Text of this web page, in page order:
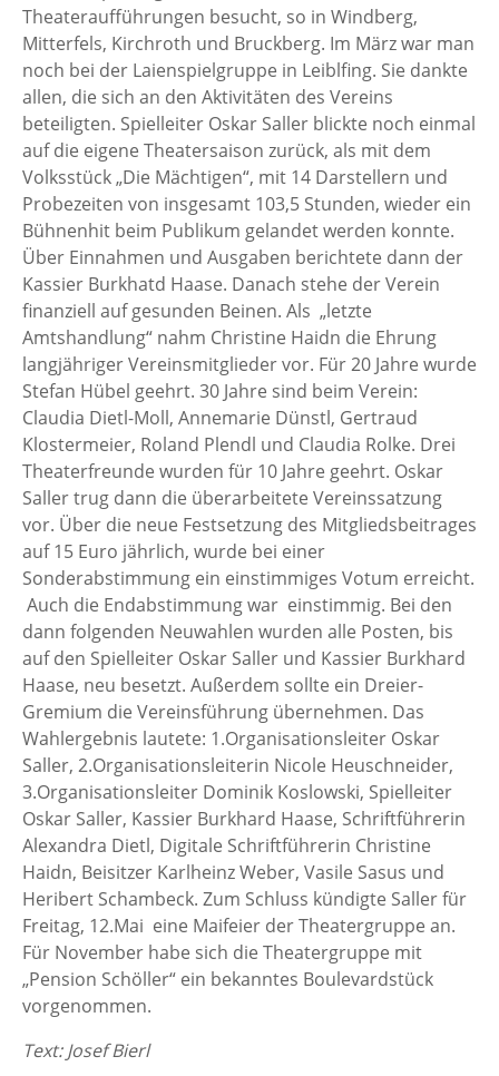
Theateraufführungen besucht, so in Windberg,
Mitterfels, Kirchroth und Bruckberg. Im März war man
noch bei der Laienspielgruppe in Leiblfing. Sie dankte
allen, die sich an den Aktivitäten des Vereins
beteiligten. Spielleiter Oskar Saller blickte noch einmal
auf die eigene Theatersaison zurück, als mit dem
Volksstück „Die Mächtigen“, mit 14 Darstellern und
Probezeiten von insgesamt 103,5 Stunden, wieder ein
Bühnenhit beim Publikum gelandet werden konnte.
Über Einnahmen und Ausgaben berichtete dann der
Kassier Burkhatd Haase. Danach stehe der Verein
finanziell auf gesunden Beinen. Als „letzte
Amtshandlung“ nahm Christine Haidn die Ehrung
langjähriger Vereinsmitglieder vor. Für 20 Jahre wurde
Stefan Hübel geehrt. 30 Jahre sind beim Verein:
Claudia Dietl-Moll, Annemarie Dünstl, Gertraud
Klostermeier, Roland Plendl und Claudia Rolke. Drei
Theaterfreunde wurden für 10 Jahre geehrt. Oskar
Saller trug dann die überarbeitete Vereinssatzung
vor. Über die neue Festsetzung des Mitgliedsbeitrages
auf 15 Euro jährlich, wurde bei einer
Sonderabstimmung ein einstimmiges Votum erreicht.
Auch die Endabstimmung war einstimmig. Bei den
dann folgenden Neuwahlen wurden alle Posten, bis
auf den Spielleiter Oskar Saller und Kassier Burkhard
Haase, neu besetzt. Außerdem sollte ein Dreier-
Gremium die Vereinsführung übernehmen. Das
Wahlergebnis lautete: 1.Organisationsleiter Oskar
Saller, 2.Organisationsleiterin Nicole Heuschneider,
3.Organisationsleiter Dominik Koslowski, Spielleiter
Oskar Saller, Kassier Burkhard Haase, Schriftführerin
Alexandra Dietl, Digitale Schriftführerin Christine
Haidn, Beisitzer Karlheinz Weber, Vasile Sasus und
Heribert Schambeck. Zum Schluss kündigte Saller für
Freitag, 12.Mai eine Maifeier der Theatergruppe an.
Für November habe sich die Theatergruppe mit
„Pension Schöller“ ein bekanntes Boulevardstück
vorgenommen.
Text: Josef Bierl